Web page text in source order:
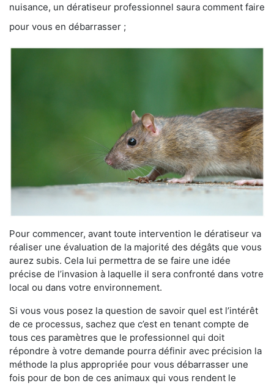
nuisance, un dératiseur professionnel saura comment faire
pour vous en débarrasser ;
Pour commencer, avant toute intervention le dératiseur va
réaliser une évaluation de la majorité des dégâts que vous
aurez subis. Cela lui permettra de se faire une idée
précise de l’invasion à laquelle il sera confronté dans votre
local ou dans votre environnement.
Si vous vous posez la question de savoir quel est l’intérêt
de ce processus, sachez que c’est en tenant compte de
tous ces paramètres que le professionnel qui doit
répondre à votre demande pourra définir avec précision la
méthode la plus appropriée pour vous débarrasser une
fois pour de bon de ces animaux qui vous rendent le